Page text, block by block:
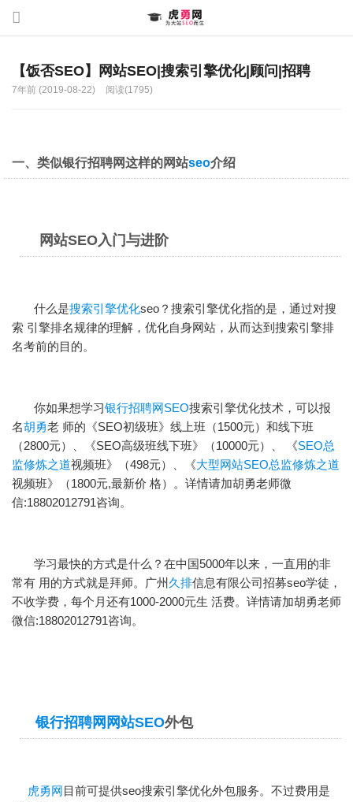
【饭否SEO】网站SEO|搜索引擎优化|顾问|招聘
7年前 (2019-08-22) 阅读(1795)
一、类似银行招聘网这样的网站seo介绍
网站SEO入门与进阶
什么是搜索引擎优化seo？搜索引擎优化指的是，通过对搜
索 引擎排名规律的理解，优化自身网站，从而达到搜索引擎排
名考前的目的。
你如果想学习银行招聘网SEO搜索引擎优化技术，可以报
名胡勇老 师的《SEO初级班》线上班（1500元）和线下班
（2800元）、《SEO高级班线下班》（10000元）、 《SEO总
监修炼之道视频班》（498元）、《大型网站SEO总监修炼之道
视频班》（1800元,最新价 格）。详情请加胡勇老师微
信:18802012791咨询。
学习最快的方式是什么？在中国5000年以来，一直用的非
常有 用的方式就是拜师。广州 久排信息有限公司招募seo学徒，
不收学费，每个月还有1000-2000元生 活费。详情请加胡勇老师
微信:18802012791咨询。
银行招聘网网站SEO外包
虎勇网目前可提供seo搜索引擎优化外包服务。不过费用是